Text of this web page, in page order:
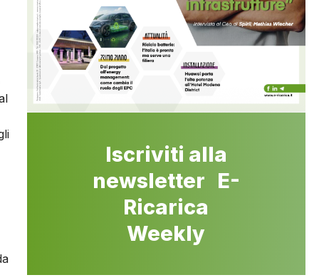
Iscriviti alla
newsletter E-
Ricarica
Weekly